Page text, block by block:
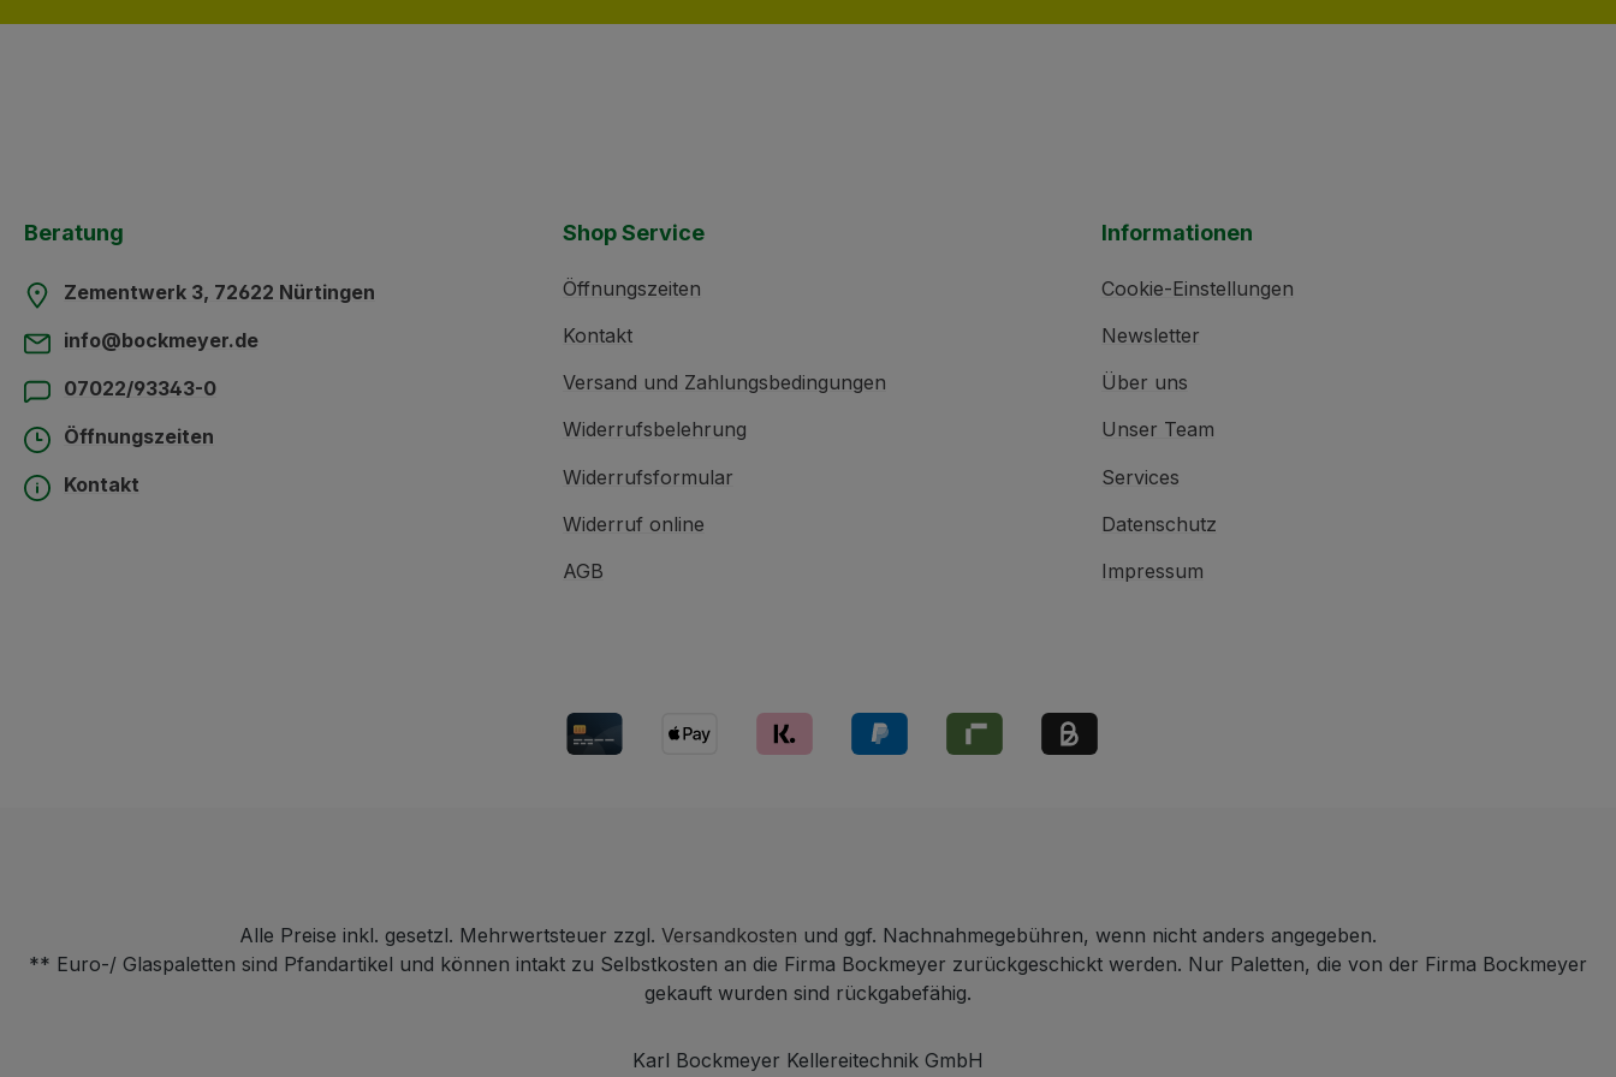
Beratung
Zementwerk 3, 72622 Nürtingen
info@bockmeyer.de
07022/93343-0
Öffnungszeiten
Kontakt
Shop Service
Öffnungszeiten
Kontakt
Versand und Zahlungsbedingungen
Widerrufsbelehrung
Widerrufsformular
Widerruf online
AGB
Informationen
Cookie-Einstellungen
Newsletter
Über uns
Unser Team
Services
Datenschutz
Impressum
Alle Preise inkl. gesetzl. Mehrwertsteuer zzgl. Versandkosten und ggf. Nachnahmegebühren, wenn nicht anders angegeben.
** Euro-/ Glaspaletten sind Pfandartikel und können intakt zu Selbstkosten an die Firma Bockmeyer zurückgeschickt werden. Nur Paletten, die von der Firma Bockmeyer
gekauft wurden sind rückgabefähig.
Karl Bockmeyer Kellereitechnik GmbH